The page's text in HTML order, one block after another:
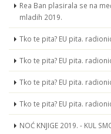
Rea Ban plasirala se na
mladih 2019.
Tko te pita? EU pita.
Tko te pita? EU pita.
Tko te pita? EU pita.
Tko te pita? EU pita.
NOĆ KNJIGE 2019. - KUL